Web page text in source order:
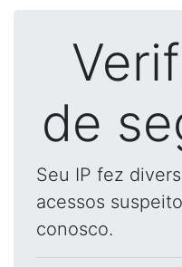
de
Seu IP fez
acessos
conosco.